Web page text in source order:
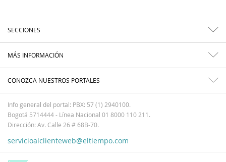
SECCIONES
MÁS INFORMACIÓN
CONOZCA NUESTROS PORTALES
Info general del portal: PBX: 57 (1) 2940100.
Bogotá 5714444 - Línea Nacional 01 8000 110 211.
Dirección: Av. Calle 26 # 68B-70.
servicioalclienteweb@eltiempo.com